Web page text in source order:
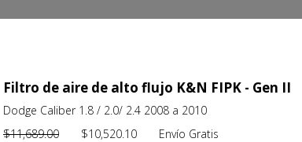
Filtro de aire de alto flujo K&N FIPK - Gen II
Dodge Caliber 1.8 / 2.0/ 2.4 2008 a 2010
$11,689.00$10,520.10 Envío Gratis